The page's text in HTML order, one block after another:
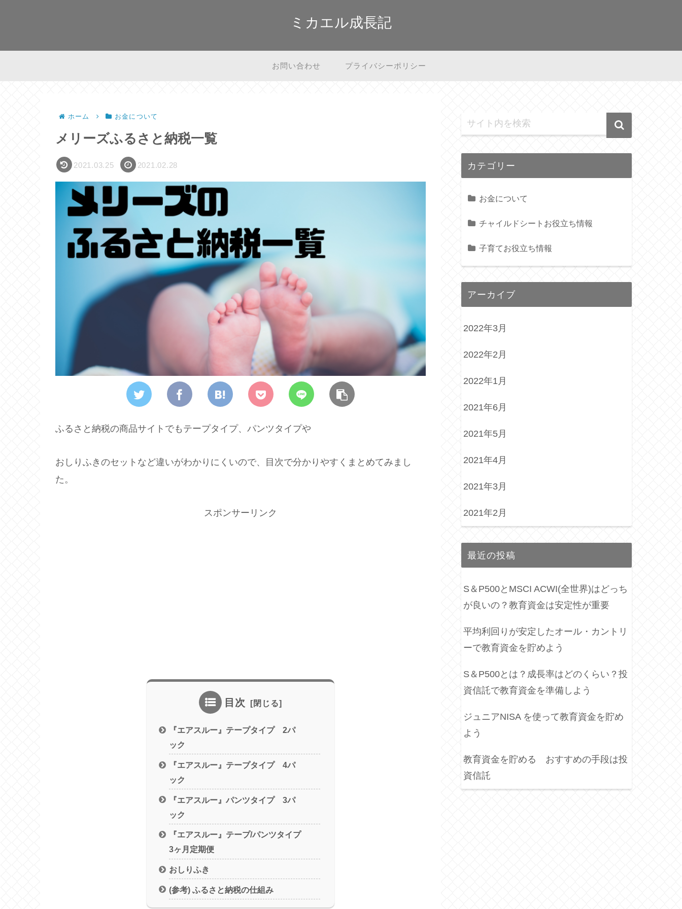
ミカエル成長記
お問い合わせ プライバシーポリシー
ホーム お金について
メリーズふるさと納税一覧
2021.03.25 2021.02.28
ふるさと納税の商品サイトでもテープタイプ、パンツタイプや
おしりふきのセットなど違いがわかりにくいので、目次で分かりやすくまとめてみまし
た。
スポンサーリンク
目次
『エアスルー』テープタイプ 2パ
ック
『エアスルー』テープタイプ 4パ
ック
『エアスルー』パンツタイプ 3パ
ック
『エアスルー』テープ/パンツタイプ
3ヶ月定期便
おしりふき
(参考) ふるさと納税の仕組み
カテゴリー
お金について
チャイルドシートお役立ち情報
子育てお役立ち情報
アーカイブ
2022年3月
2022年2月
2022年1月
2021年6月
2021年5月
2021年4月
2021年3月
2021年2月
最近の投稿
S＆P500とMSCI ACWI(全世界)はどっち
が良いの？教育資金は安定性が重要
平均利回りが安定したオール・カントリ
ーで教育資金を貯めよう
S＆P500とは？成長率はどのくらい？投
資信託で教育資金を準備しよう
ジュニアNISA を使って教育資金を貯め
よう
教育資金を貯める おすすめの手段は投
資信託